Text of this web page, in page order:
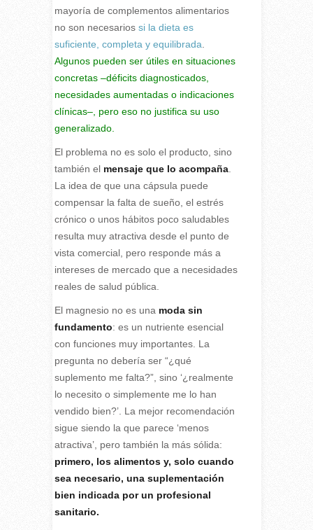
mayoría de complementos alimentarios
no son necesarios si la dieta es
suficiente, completa y equilibrada
Algunos pueden ser útiles en situaciones
concretas –déficits diagnosticados,
necesidades aumentadas o indicaciones
clínicas–, pero eso no justifica su uso
generalizado.
El problema no es solo el producto, sino
también el mensaje que lo acompaña.
La idea de que una cápsula puede
compensar la falta de sueño, el estrés
crónico o unos hábitos poco saludables
resulta muy atractiva desde el punto de
vista comercial, pero responde más a
intereses de mercado que a necesidades
reales de salud pública.
El magnesio no es una moda sin
fundamento: es un nutriente esencial
con funciones muy importantes. La
pregunta no debería ser “¿qué
suplemento me falta?”, sino ‘¿realmente
lo necesito o simplemente me lo han
vendido bien?’. La mejor recomendación
sigue siendo la que parece ‘menos
atractiva’, pero también la más sólida:
primero, los alimentos y, solo cuando
sea necesario, una suplementación
bien indicada por un profesional
sanitario.